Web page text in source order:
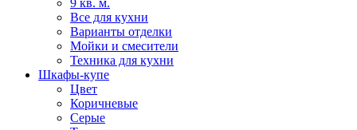
9 кв. м.
Все для кухни
Варианты отделки
Мойки и смесители
Техника для кухни
Шкафы-купе
Цвет
Коричневые
Серые